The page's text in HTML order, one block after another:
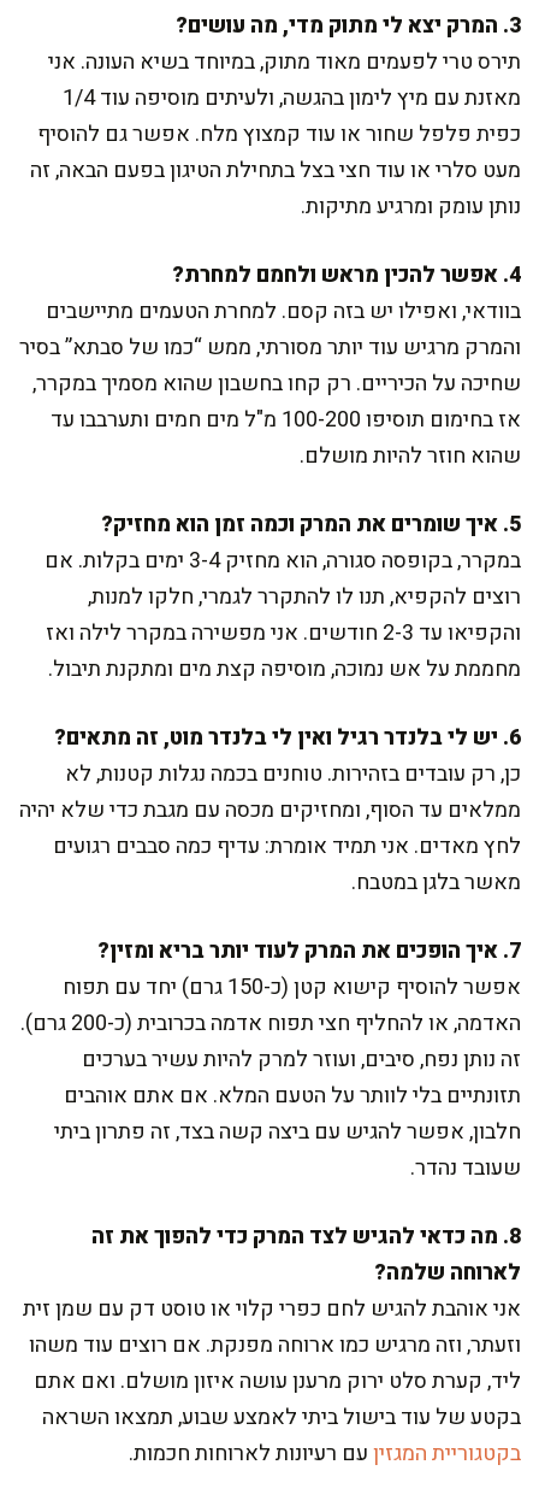
3. המרק יצא לי מתוק מדי, מה עושים?
תירס טרי לפעמים מאוד מתוק, במיוחד בשיא העונה. אני
מאזנת עם מיץ לימון בהגשה, ולעיתים מוסיפה עוד 1/4
כפית פלפל שחור או עוד קמצוץ מלח. אפשר גם להוסיף
מעט סלרי או עוד חצי בצל בתחילת הטיגון בפעם הבאה, זה
נותן עומק ומרגיע מתיקות.
4. אפשר להכין מראש ולחמם למחרת?
בוודאי, ואפילו יש בזה קסם. למחרת הטעמים מתיישבים
והמרק מרגיש עוד יותר מסורתי, ממש “כמו של סבתא” בסיר
שחיכה על הכיריים. רק קחו בחשבון שהוא מסמיך במקרר,
אז בחימום תוסיפו 100-200 מ"ל מים חמים ותערבבו עד
שהוא חוזר להיות מושלם.
5. איך שומרים את המרק וכמה זמן הוא מחזיק?
במקרר, בקופסה סגורה, הוא מחזיק 3-4 ימים בקלות. אם
רוצים להקפיא, תנו לו להתקרר לגמרי, חלקו למנות,
והקפיאו עד 2-3 חודשים. אני מפשירה במקרר לילה ואז
מחממת על אש נמוכה, מוסיפה קצת מים ומתקנת תיבול.
6. יש לי בלנדר רגיל ואין לי בלנדר מוט, זה מתאים?
כן, רק עובדים בזהירות. טוחנים בכמה נגלות קטנות, לא
ממלאים עד הסוף, ומחזיקים מכסה עם מגבת כדי שלא יהיה
לחץ מאדים. אני תמיד אומרת: עדיף כמה סבבים רגועים
מאשר בלגן במטבח.
7. איך הופכים את המרק לעוד יותר בריא ומזין?
אפשר להוסיף קישוא קטן (כ-150 גרם) יחד עם תפוח
האדמה, או להחליף חצי תפוח אדמה בכרובית (כ-200 גרם).
זה נותן נפח, סיבים, ועוזר למרק להיות עשיר בערכים
תזונתיים בלי לוותר על הטעם המלא. אם אתם אוהבים
חלבון, אפשר להגיש עם ביצה קשה בצד, זה פתרון ביתי
שעובד נהדר.
8. מה כדאי להגיש לצד המרק כדי להפוך את זה
לארוחה שלמה?
אני אוהבת להגיש לחם כפרי קלוי או טוסט דק עם שמן זית
וזעתר, וזה מרגיש כמו ארוחה מפנקת. אם רוצים עוד משהו
ליד, קערת סלט ירוק מרענן עושה איזון מושלם. ואם אתם
בקטע של עוד בישול ביתי לאמצע שבוע, תמצאו השראה
בקטגוריית המגזיןעם רעיונות לארוחות חכמות.